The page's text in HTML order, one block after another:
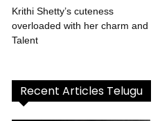
Krithi Shetty’s cuteness
overloaded with her charm and
Talent
Recent Articles Telugu